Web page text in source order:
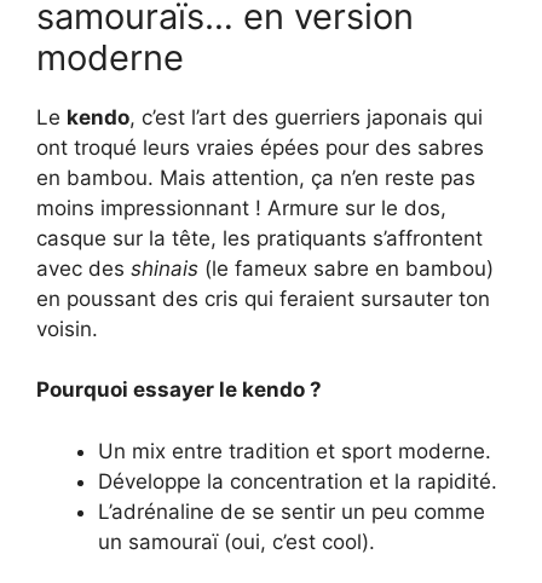
samouraïs… en version
moderne
Le kendo, c’est l’art des guerriers japonais qui
ont troqué leurs vraies épées pour des sabres
en bambou. Mais attention, ça n’en reste pas
moins impressionnant ! Armure sur le dos,
casque sur la tête, les pratiquants s’affrontent
avec des shinais (le fameux sabre en bambou)
en poussant des cris qui feraient sursauter ton
voisin.
Pourquoi essayer le kendo ?
Un mix entre tradition et sport moderne.
Développe la concentration et la rapidité.
L’adrénaline de se sentir un peu comme
un samouraï (oui, c’est cool).